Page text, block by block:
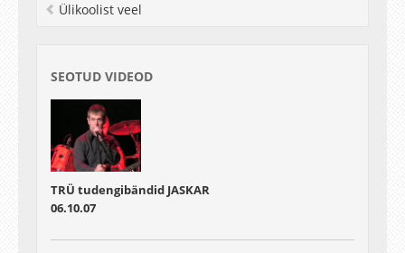
Ülikoolist veel
SEOTUD VIDEOD
TRÜ tudengibändid JASKAR
06.10.07